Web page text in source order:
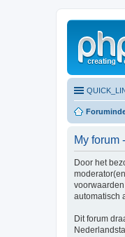
My forum
Door het
automatisch
Dit forum